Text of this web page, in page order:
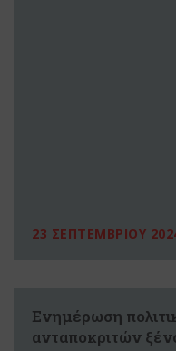
23 ΣΕΠΤΕΜΒΡΙΟΥ
Ενημέρωση
ανταποκριτών